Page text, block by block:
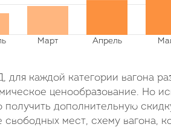
каждой категории вагона
ценообразование. Но
дополнительную
свободных мест, схему вагона,